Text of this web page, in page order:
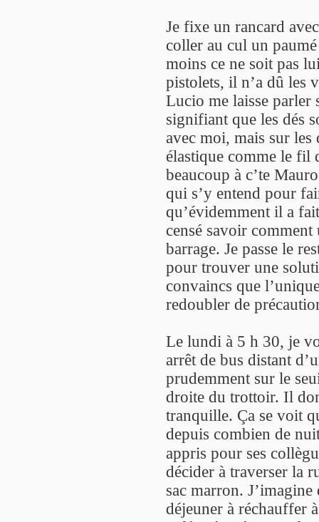
Je fixe un rancard
coller au cul un
moins ce ne soit pas
pistolets, il n’a dû les
Lucio me laisse parler
signifiant que les dés
avec moi, mais sur
élastique comme le fil
beaucoup à c’te
qui s’y entend pour
qu’évidemment il a
censé savoir
barrage. Je passe le
pour trouver une
convaincs que
redoubler de
Le lundi à 5 h 30, je
arrêt de bus distant
prudemment sur le
droite du trottoir. Il
tranquille. Ça se voit
depuis combien de
appris pour ses
décider à traverser la
sac marron.
déjeuner à réchauffer